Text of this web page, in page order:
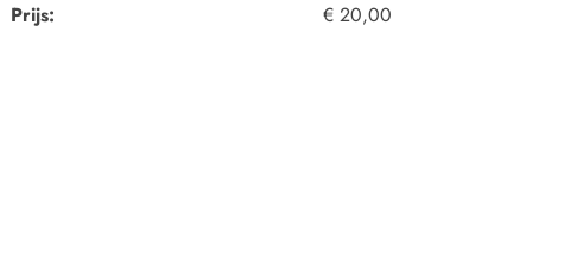
Prijs: € 20,00